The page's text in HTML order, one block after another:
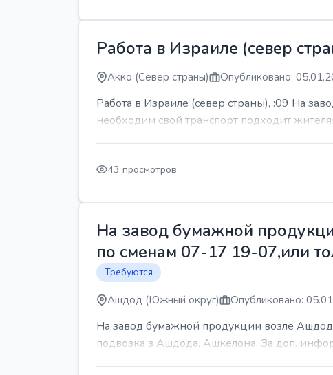
Работа в Израиле (север
Акко (Север страны) Опубликовано:
Работа в Израиле (север страны), :09 На
необходим свой транспорт подходит
43 просмотров
На завод бумажной
по сменам 07-17 19-07,или
Требуются
Ашдод (Южный округ) Опубликовано:
На завод бумажной продукции возле
подвозка з Ашдода, Ашкелона. За доп.